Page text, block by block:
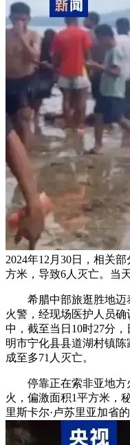
2024年12月30日，相关
方米，导致6人灭亡。当
希腊中部旅逛胜地迈
火警，经现场医护人员
中，截至当日10时27分
明市宁化县县道湖村镇
成至多71人灭亡。
停靠正在索非亚地方
火，偏激面积1平方米，
里斯卡尔·卢苏里亚加省